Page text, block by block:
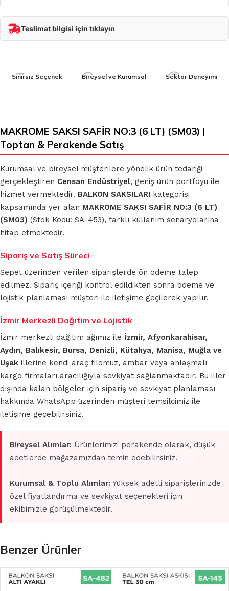
Teslimat bilgisi için tıklayın
Sınırsız Seçenek Bireysel ve Kurumsal Sektör Deneyimi
MAKROME SAKSI SAFİR NO:3 (6 LT) (SM03) |
Toptan & Perakende Satış
Kurumsal ve bireysel müşterilere yönelik ürün tedariği
gerçekleştiren Censan Endüstriyel, geniş ürün portföyü ile
hizmet vermektedir. BALKON SAKSILARI kategorisi
kapsamında yer alan MAKROME SAKSI SAFİR NO:3 (6 LT)
(SM03) (Stok Kodu: SA-453), farklı kullanım senaryolarına
hitap etmektedir.
Sipariş ve Satış Süreci
Sepet üzerinden verilen siparişlerde ön ödeme talep
edilmez. Sipariş içeriği kontrol edildikten sonra ödeme ve
lojistik planlaması müşteri ile iletişime geçilerek yapılır.
İzmir Merkezli Dağıtım ve Lojistik
İzmir merkezli dağıtım ağımız ile İzmir, Afyonkarahisar,
Aydın, Balıkesir, Bursa, Denizli, Kütahya, Manisa, Muğla ve
Uşak illerine kendi araç filomuz, ambar veya anlaşmalı
kargo firmaları aracılığıyla sevkiyat sağlanmaktadır. Bu iller
dışında kalan bölgeler için sipariş ve sevkiyat planlaması
hakkında WhatsApp üzerinden müşteri temsilcimiz ile
iletişime geçebilirsiniz.
Bireysel Alımlar: Ürünlerimizi perakende olarak, düşük
adetlerde mağazamızdan temin edebilirsiniz.
Kurumsal & Toplu Alımlar: Yüksek adetli siparişlerinizde
özel fiyatlandırma ve sevkiyat seçenekleri için
ekibimizle görüşülmektedir.
Benzer Ürünler